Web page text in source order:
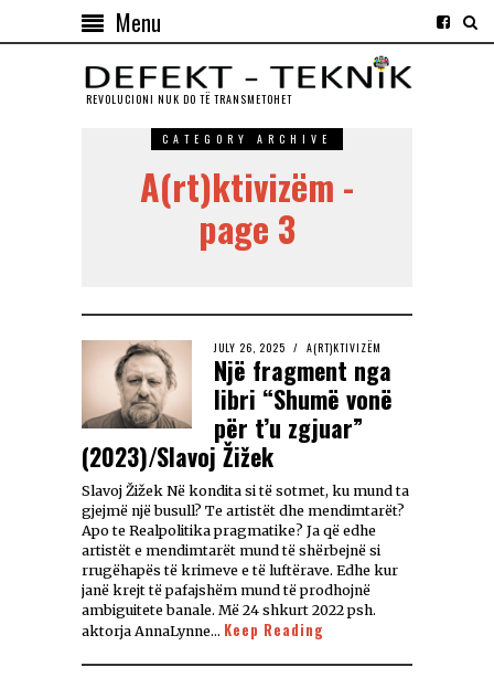
Menu
REVOLUCIONI NUK DO TЁ TRANSMETOHET
CATEGORY ARCHIVE
A(rt)ktivizëm -
page 3
JULY 26, 2025 A(RT)KTIVIZËM
Një fragment nga
libri “Shumë vonë
për t’u zgjuar”
(2023)/Slavoj Žižek
Slavoj Žižek Në kondita si të sotmet, ku mund ta
gjejmë një busull? Te artistët dhe mendimtarët?
Apo te Realpolitika pragmatike? Ja që edhe
artistët e mendimtarët mund të shërbejnë si
rrugëhapës të krimeve e të luftërave. Edhe kur
janë krejt të pafajshëm mund të prodhojnë
ambiguitete banale. Më 24 shkurt 2022 psh.
aktorja AnnaLynne… Keep Reading